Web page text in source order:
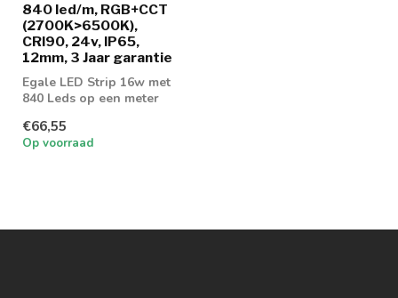
840 led/m, RGB+CCT
(2700K>6500K),
CRI90, 24v, IP65,
12mm, 3 Jaar garantie
Egale LED Strip 16w met
840 Leds op een meter
Techniek met RGB ...
€66,55
Op voorraad